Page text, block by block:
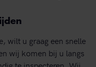
wilt u graag een snelle
wij komen bij u langs